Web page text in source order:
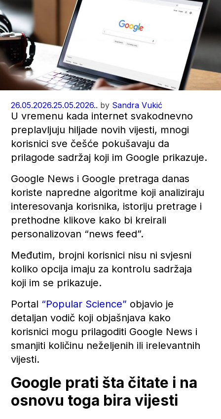
26.05.2026.25.05.2026.. by Sandra Vukić
U vremenu kada internet svakodnevno
preplavljuju hiljade novih vijesti, mnogi
korisnici sve češće pokušavaju da
prilagode sadržaj koji im Google prikazuje.
Google News i Google pretraga danas
koriste napredne algoritme koji analiziraju
interesovanja korisnika, istoriju pretrage i
prethodne klikove kako bi kreirali
personalizovan “news feed”.
Međutim, brojni korisnici nisu ni svjesni
koliko opcija imaju za kontrolu sadržaja
koji im se prikazuje.
Portal “Popular Science” objavio je
detaljan vodič koji objašnjava kako
korisnici mogu prilagoditi Google News i
smanjiti količinu neželjenih ili irelevantnih
vijesti.
Google prati šta čitate i na
osnovu toga bira vijesti